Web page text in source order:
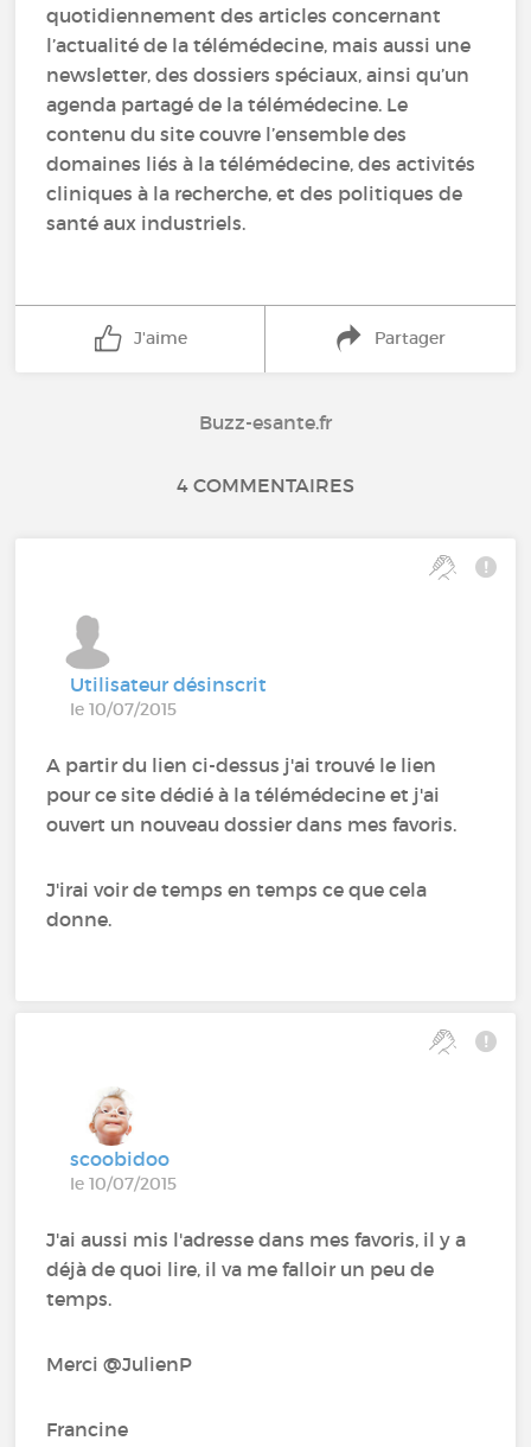
quotidiennement des articles concernant
l’actualité de la télémédecine, mais aussi une
newsletter, des dossiers spéciaux, ainsi qu’un
agenda partagé de la télémédecine. Le
contenu du site couvre l’ensemble des
domaines liés à la télémédecine, des activités
cliniques à la recherche, et des politiques de
santé aux industriels.
J'aime Partager
Buzz-esante.fr
4 COMMENTAIRES
Utilisateur désinscrit
le 10/07/2015
A partir du lien ci-dessus j'ai trouvé le lien
pour ce site dédié à la télémédecine et j'ai
ouvert un nouveau dossier dans mes favoris.
J'irai voir de temps en temps ce que cela
donne.
scoobidoo
le 10/07/2015
J'ai aussi mis l'adresse dans mes favoris, il y a
déjà de quoi lire, il va me falloir un peu de
temps.
Merci @JulienP
Francine